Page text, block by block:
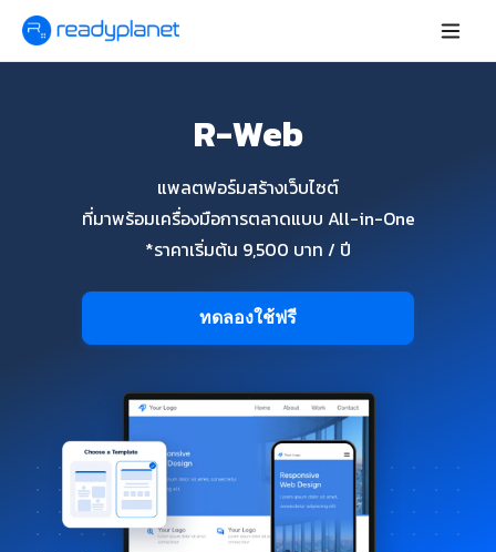
R-Web
แพลตฟอร์มสร้างเว็บไซต์
ที่มาพร้อมเครื่องมือการตลาดแบบ All-in-One
*ราคาเริ่มต้น 9,500 บาท / ปี
ทดลองใช้ฟรี